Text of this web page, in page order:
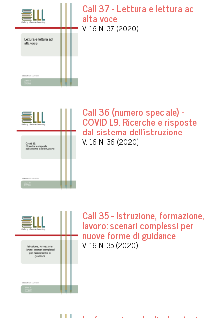
Call 37 - Lettura e lettura ad
alta voce
V. 16 N. 37 (2020)
Call 36 (numero speciale) -
COVID 19. Ricerche e risposte
dal sistema dell'istruzione
V. 16 N. 36 (2020)
Call 35 - Istruzione, formazione,
lavoro: scenari complessi per
nuove forme di guidance
V. 16 N. 35 (2020)